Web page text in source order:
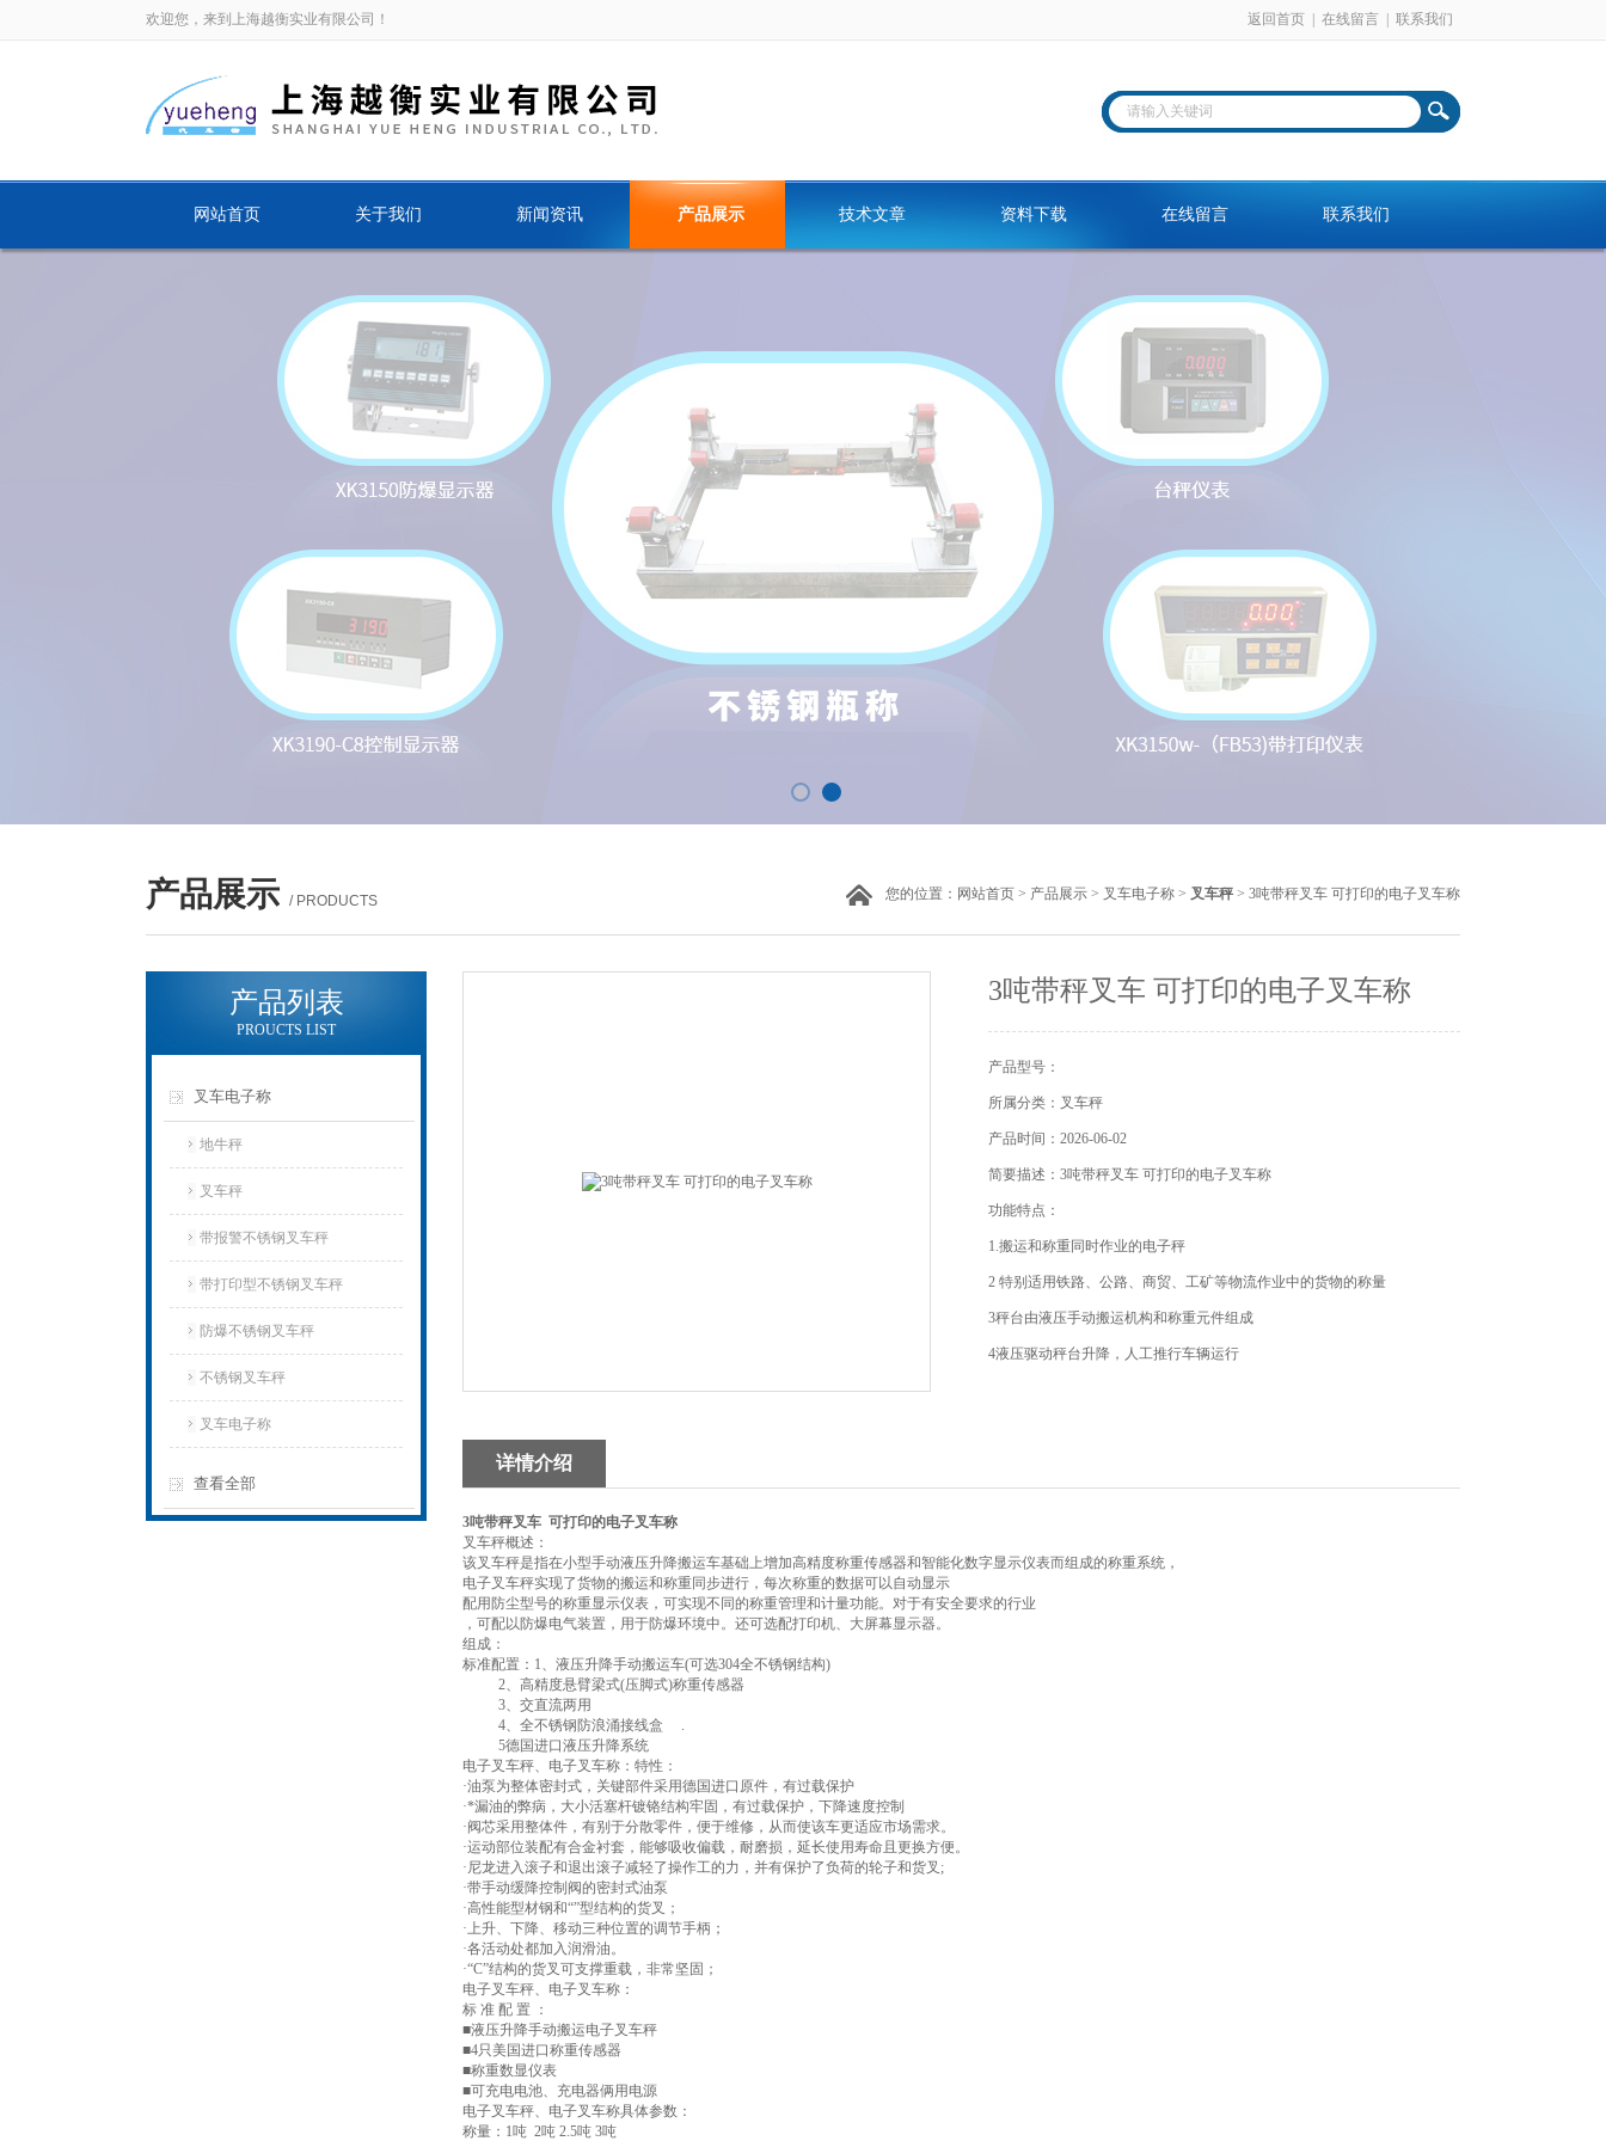
欢迎您，来到上海越衡实业有限公司！ 返回首页 在线留言 联系我们
网站首页 关于我们 新闻资讯 产品展示 技术文章 资料下载 在线留言 联系我们
产品展示 / PRODUCTS 您的位置： 网站首页 > 产品展示 > 叉车电子称 > 叉车秤> 3吨带秤叉车 可打印的电子叉车称
产品列表
PROUCTS LIST
叉车电子称
地牛秤
叉车秤
带报警不锈钢叉车秤
带打印型不锈钢叉车秤
防爆不锈钢叉车秤
不锈钢叉车秤
叉车电子称
查看全部
3吨带秤叉车 可打印的电子叉车称
产品型号：
所属分类：叉车秤
产品时间：2026-06-02
简要描述：3吨带秤叉车 可打印的电子叉车称
功能特点：
1.搬运和称重同时作业的电子秤
2 特别适用铁路、公路、商贸、工矿等物流作业中的货物的称量
3秤台由液压手动搬运机构和称重元件组成
4液压驱动秤台升降，人工推行车辆运行
详情介绍
3吨带秤叉车 可打印的电子叉车称
叉车秤概述：
该叉车秤是指在小型手动液压升降搬运车基础上增加高精度称重传感器和智能化数字显示仪表而组成的称重系统，
电子叉车秤实现了货物的搬运和称重同步进行，每次称重的数据可以自动显示
配用防尘型号的称重显示仪表，可实现不同的称重管理和计量功能。对于有安全要求的行业
，可配以防爆电气装置，用于防爆环境中。还可选配打印机、大屏幕显示器。
组成：
标准配置：1、液压升降手动搬运车(可选304全不锈钢结构)
2、高精度悬臂梁式(压脚式)称重传感器
3、交直流两用
4、全不锈钢防浪涌接线盒 .
5德国进口液压升降系统
电子叉车秤、电子叉车称：特性：
·油泵为整体密封式，关键部件采用德国进口原件，有过载保护
·*漏油的弊病，大小活塞杆镀铬结构牢固，有过载保护，下降速度控制
·阀芯采用整体件，有别于分散零件，便于维修，从而使该车更适应市场需求。
·运动部位装配有合金衬套，能够吸收偏载，耐磨损，延长使用寿命且更换方便。
·尼龙进入滚子和退出滚子减轻了操作工的力，并有保护了负荷的轮子和货叉;
·带手动缓降控制阀的密封式油泵
·高性能型材钢和“”型结构的货叉；
·上升、下降、移动三种位置的调节手柄；
·各活动处都加入润滑油。
·“C”结构的货叉可支撑重载，非常坚固；
电子叉车秤、电子叉车称：
标 准 配 置 ：
■液压升降手动搬运电子叉车秤
■4只美国进口称重传感器
■称重数显仪表
■可充电电池、充电器俩用电源
电子叉车秤、电子叉车称具体参数：
称量：1吨 2吨 2.5吨 3吨